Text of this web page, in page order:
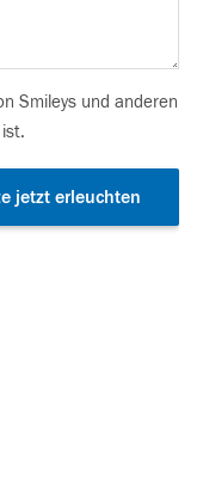
Smileys und anderen
jetzt erleuchten